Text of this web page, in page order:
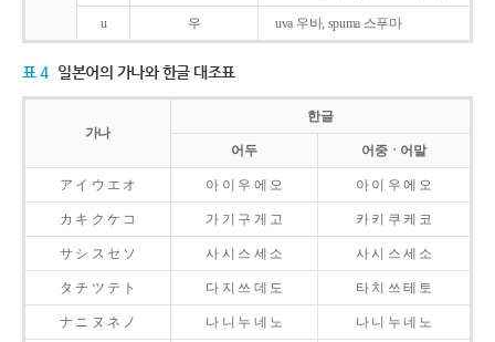
u 우 uva 우바, spuma 스푸마
표 4 일본어의 가나와 한글 대조표
가나
한글
어두 어중ㆍ어말
ア イ ウ エ オ 아 이 우 에 오 아 이 우 에 오
カ キ ク ケ コ 가 기 구 게 고 카 키 쿠 케 코
サ シ ス セ ソ 사 시 스 세 소 사 시 스 세 소
タ チ ツ テ ト 다 지 쓰 데 도 타 치 쓰 테 토
ナ ニ ヌ ネ ノ 나 니 누 네 노 나 니 누 네 노